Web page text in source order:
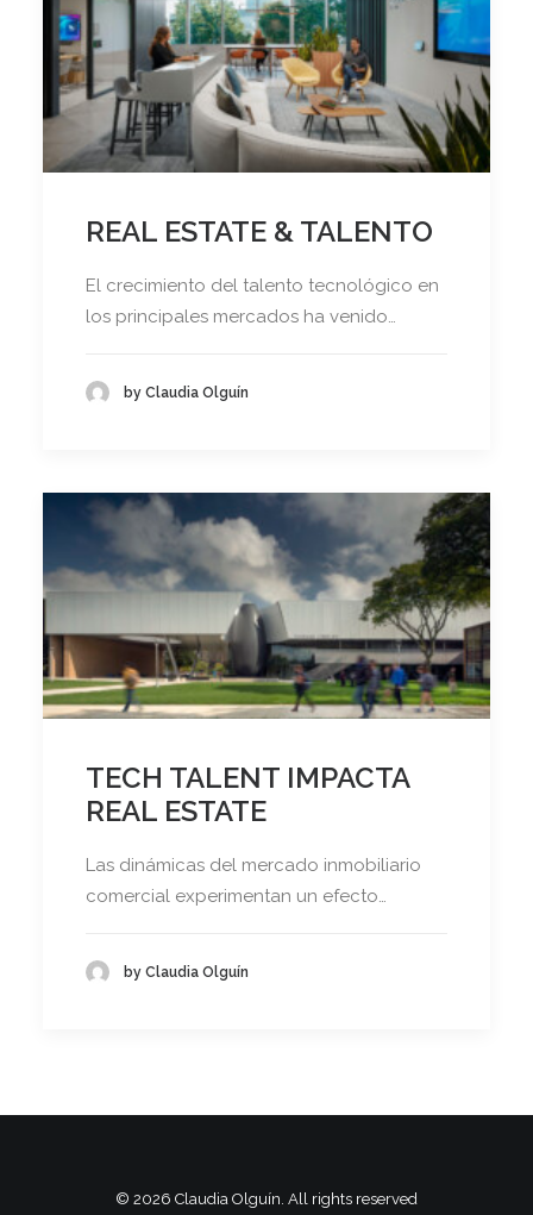
REAL ESTATE & TALENTO
El crecimiento del talento tecnológico en
los principales mercados ha venido…
by Claudia Olguín
TECH TALENT IMPACTA
REAL ESTATE
Las dinámicas del mercado inmobiliario
comercial experimentan un efecto…
by Claudia Olguín
© 2026 Claudia Olguín. All rights reserved